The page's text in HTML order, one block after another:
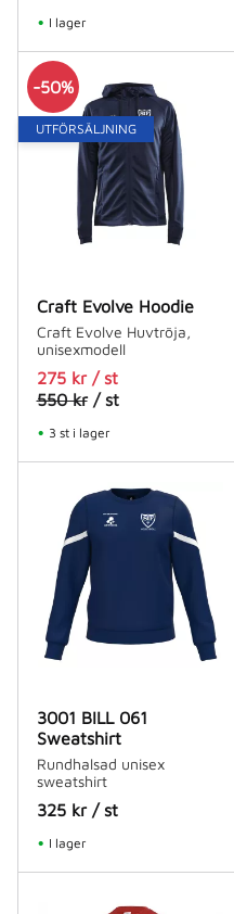
I lager
Craft Evolve Hoodie
Craft Evolve Huvtröja,
unisexmodell
275kr / st
550kr / st
50%
UTFÖRSÄLJNING
3 st i lager
3001 BILL 061
Sweatshirt
Rundhalsad unisex
sweatshirt
325kr /st
I lager